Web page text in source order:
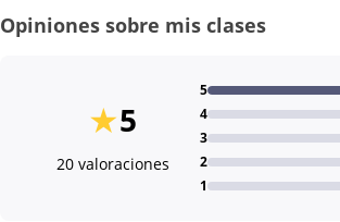
Opiniones sobre mis clases
5
★
20 valoraciones
1
2
3
4
5